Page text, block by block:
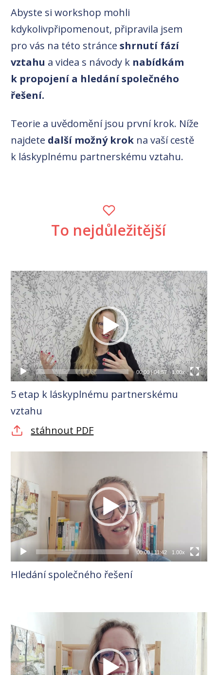
Abyste si workshop mohli
kdykolivpřipomenout, připravila jsem
pro vás na této stránceshrnutí fází
vztahu a videa s návody k nabídkám
k propojení a hledání společného
řešení.
Teorie a uvědomění jsou první krok. Níže
najdete další možný krok na vaší cestě
k láskyplnému partnerskému vztahu.
To nejdůležitější
Video
přehrávač
00:00|04:57 1.00x
5 etap k láskyplnému partnerskému
vztahu
stáhnout PDF
00:00|11:42 1.00x
Hledání společného řešení
přehrávač